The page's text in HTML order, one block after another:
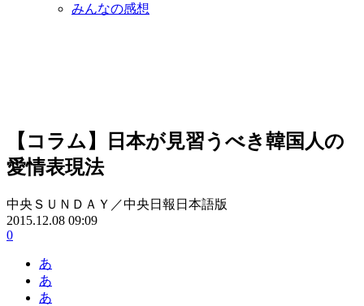
みんなの感想
【コラム】日本が見習うべき韓国人の
愛情表現法
中央ＳＵＮＤＡＹ／中央日報日本語版
2015.12.08 09:09
0
あ
あ
あ